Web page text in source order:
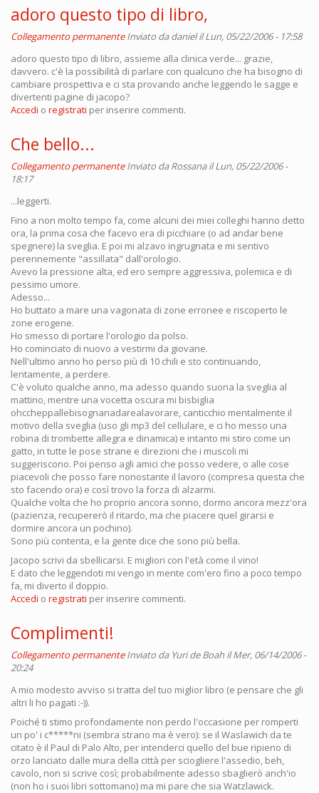
adoro questo tipo di libro,
Collegamento permanente Inviato dadanielil Lun, 05/22/2006 - 17:58
adoro questo tipo di libro, assieme alla clinica verde... grazie,
davvero. c'è la possibilità di parlare con qualcuno che ha bisogno di
cambiare prospettiva e ci sta provando anche leggendo le sagge e
divertenti pagine di jacopo?
Accedi o registrati per inserire commenti.
Che bello...
Collegamento permanente Inviato daRossanail Lun, 05/22/2006 -
18:17
...leggerti.
Fino a non molto tempo fa, come alcuni dei miei colleghi hanno detto
ora, la prima cosa che facevo era di picchiare (o ad andar bene
spegnere) la sveglia. E poi mi alzavo ingrugnata e mi sentivo
perennemente "assillata" dall'orologio.
Avevo la pressione alta, ed ero sempre aggressiva, polemica e di
pessimo umore.
Adesso...
Ho buttato a mare una vagonata di zone erronee e riscoperto le
zone erogene.
Ho smesso di portare l'orologio da polso.
Ho cominciato di nuovo a vestirmi da giovane.
Nell'ultimo anno ho perso più di 10 chili e sto continuando,
lentamente, a perdere.
C'è voluto qualche anno, ma adesso quando suona la sveglia al
mattino, mentre una vocetta oscura mi bisbiglia
ohccheppallebisognanadarealavorare, canticchio mentalmente il
motivo della sveglia (uso gli mp3 del cellulare, e ci ho messo una
robina di trombette allegra e dinamica) e intanto mi stiro come un
gatto, in tutte le pose strane e direzioni che i muscoli mi
suggeriscono. Poi penso agli amici che posso vedere, o alle cose
piacevoli che posso fare nonostante il lavoro (compresa questa che
sto facendo ora) e così trovo la forza di alzarmi.
Qualche volta che ho proprio ancora sonno, dormo ancora mezz'ora
(pazienza, recupererò il ritardo, ma che piacere quel girarsi e
dormire ancora un pochino).
Sono più contenta, e la gente dice che sono più bella.
Jacopo scrivi da sbellicarsi. E migliori con l'età come il vino!
E dato che leggendoti mi vengo in mente com'ero fino a poco tempo
fa, mi diverto il doppio.
Accedi o registrati per inserire commenti.
Complimenti!
Collegamento permanente Inviato da Yuri de Boah il Mer, 06/14/2006 -
20:24
A mio modesto avviso si tratta del tuo miglior libro (e pensare che gli
altri li ho pagati :-)).
Poiché ti stimo profondamente non perdo l'occasione per romperti
un po' i c*****ni (sembra strano ma è vero): se il Waslawich da te
citato è il Paul di Palo Alto, per intenderci quello del bue ripieno di
orzo lanciato dalle mura della città per sciogliere l'assedio, beh,
cavolo, non si scrive così; probabilmente adesso sbaglierò anch'io
(non ho i suoi libri sottomano) ma mi pare che sia Watzlawick.